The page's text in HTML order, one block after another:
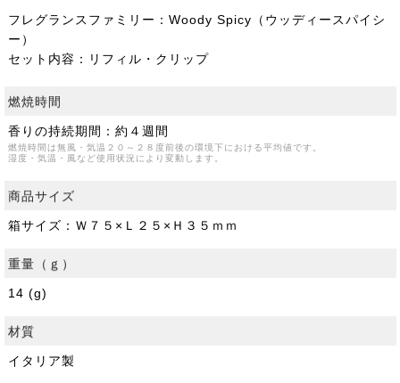
フレグランスファミリー：Woody Spicy（ウッディースパイシ
ー）
セット内容：リフィル・クリップ
燃焼時間
香りの持続期間：約４週間
燃焼時間は無風・気温２０～２８度前後の環境下における平均値です。
湿度・気温・風など使用状況により変動します。
商品サイズ
箱サイズ：Ｗ７５×Ｌ２５×Ｈ３５ｍｍ
重量（ｇ）
14 (g)
材質
イタリア製